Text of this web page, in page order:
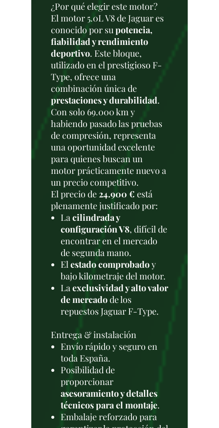
¿Por qué elegir este motor?
El motor 5.0L V8 de Jaguar es
conocido por supotencia,
fiabilidad y rendimiento
deportivo. Este bloque,
utilizado en el prestigioso F-
Type, ofrece una
combinación única de
prestaciones y durabilidad.
Con solo 69.000 km y
habiendo pasado las pruebas
de compresión, representa
una oportunidad excelente
para quienes buscan un
motor prácticamente nuevo a
un precio competitivo.
El precio de24.900 € está
plenamente justificado por:
Lacilindrada y
configuración V8, difícil de
encontrar en el mercado
de segunda mano.
Elestado comprobadoy
bajo kilometraje del motor.
Laexclusividad y alto valor
de mercadode los
repuestos Jaguar F-Type.
Entrega & instalación
Envío rápido y seguro en
toda España.
Posibilidad de
proporcionar
asesoramiento y detalles
técnicos para el montaje.
Embalaje reforzado para